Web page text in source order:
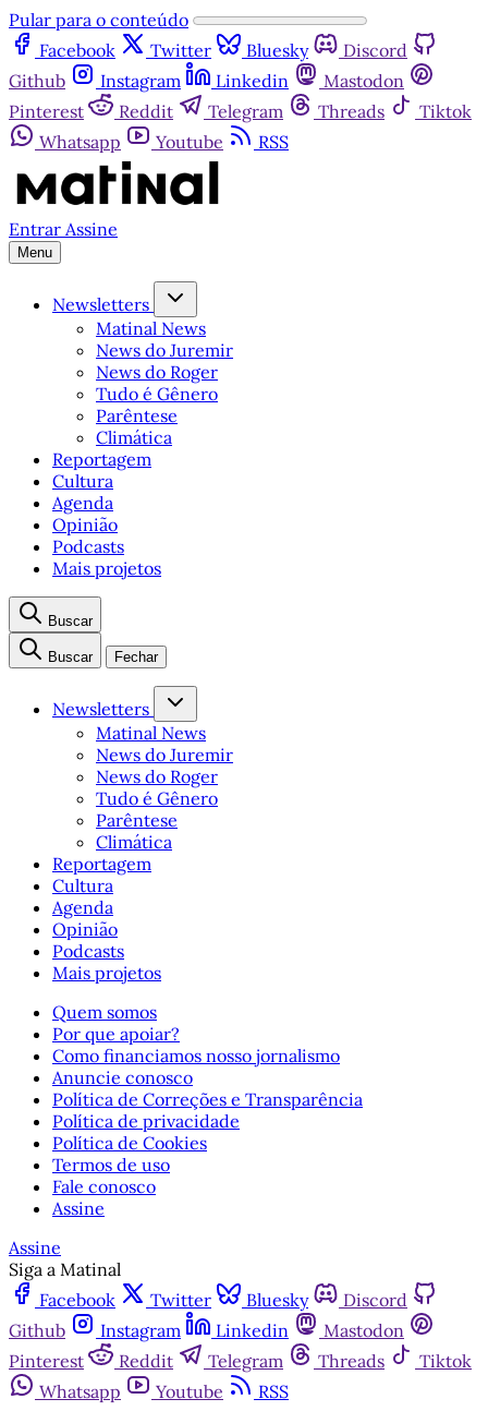
Pular para o conteúdo
Facebook
Twitter Bluesky
Discord
Github
Instagram Linkedin
Mastodon
Pinterest
Reddit Telegram Threads
Tiktok
Whatsapp
Youtube RSS
Entrar Assine
Menu
Newsletters
Matinal News
News do Juremir
News do Roger
Tudo é Gênero
Parêntese
Climática
Reportagem
Cultura
Agenda
Opinião
Podcasts
Mais projetos
Buscar
Buscar Fechar
Newsletters
Matinal News
News do Juremir
News do Roger
Tudo é Gênero
Parêntese
Climática
Reportagem
Cultura
Agenda
Opinião
Podcasts
Mais projetos
Quem somos
Por que apoiar?
Como financiamos nosso jornalismo
Anuncie conosco
Política de Correções e Transparência
Política de privacidade
Política de Cookies
Termos de uso
Fale conosco
Assine
Assine
Siga a Matinal
Facebook
Twitter Bluesky
Discord
Github
Instagram Linkedin
Mastodon
Pinterest
Reddit Telegram Threads
Tiktok
Whatsapp
Youtube
RSS